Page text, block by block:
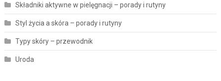
Składniki aktywne w pielęgnacji – porady i rutyny
Styl życia a skóra – porady i rutyny
Typy skóry – przewodnik
Uroda